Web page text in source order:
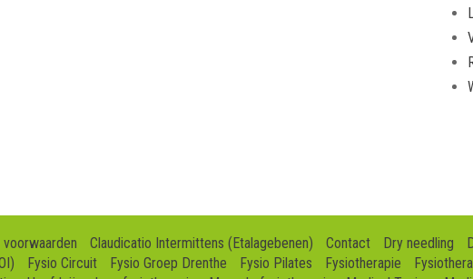
Claudicatio Intermittens (Etalagebenen) Contact Dry needling
Fysio Circuit Fysio Groep Drenthe Fysio Pilates Fysiotherapie